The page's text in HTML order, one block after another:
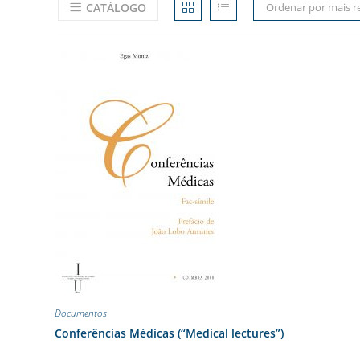
CATÁLOGO Ordenar por mais
Documentos
Conferências Médicas (“Medical lectures”)